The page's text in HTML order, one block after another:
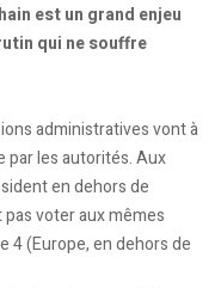
est un grand enjeu
qui ne souffre
administratives vont à
les autorités. Aux
en dehors de
voter aux mêmes
4 (Europe, en dehors de